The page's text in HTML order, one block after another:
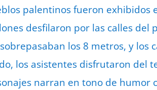
palentinos fueron exhibidos
desfilaron por las calles del
los 8 metros, y los
los asistentes disfrutaron del
narran en tono de humor